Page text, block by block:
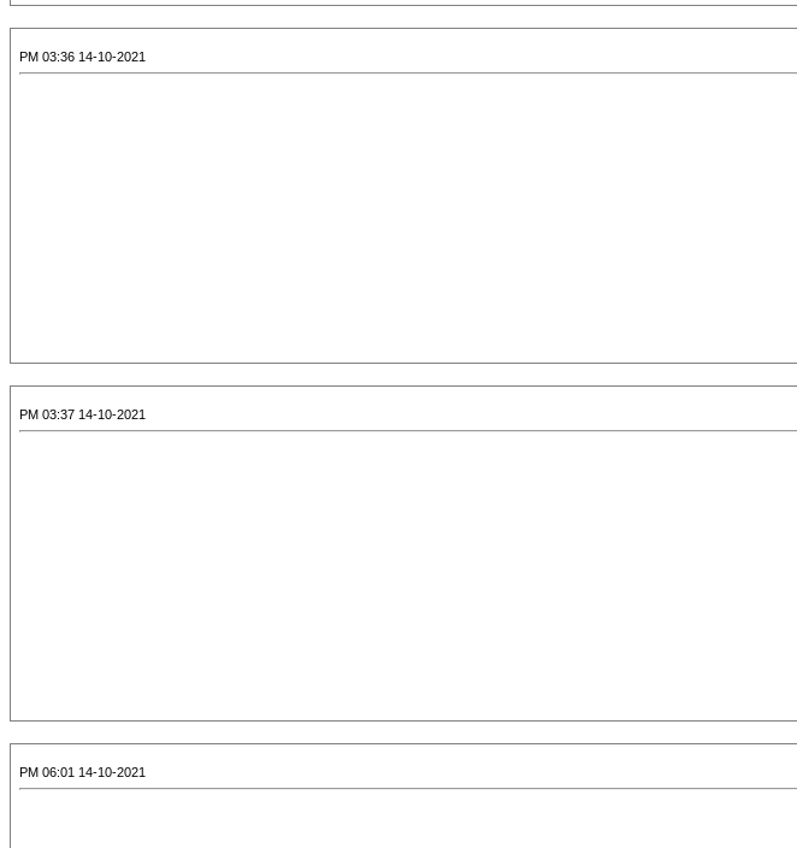
14-10-2021 03:36 PM
14-10-2021 03:37 PM
14-10-2021 06:01 PM